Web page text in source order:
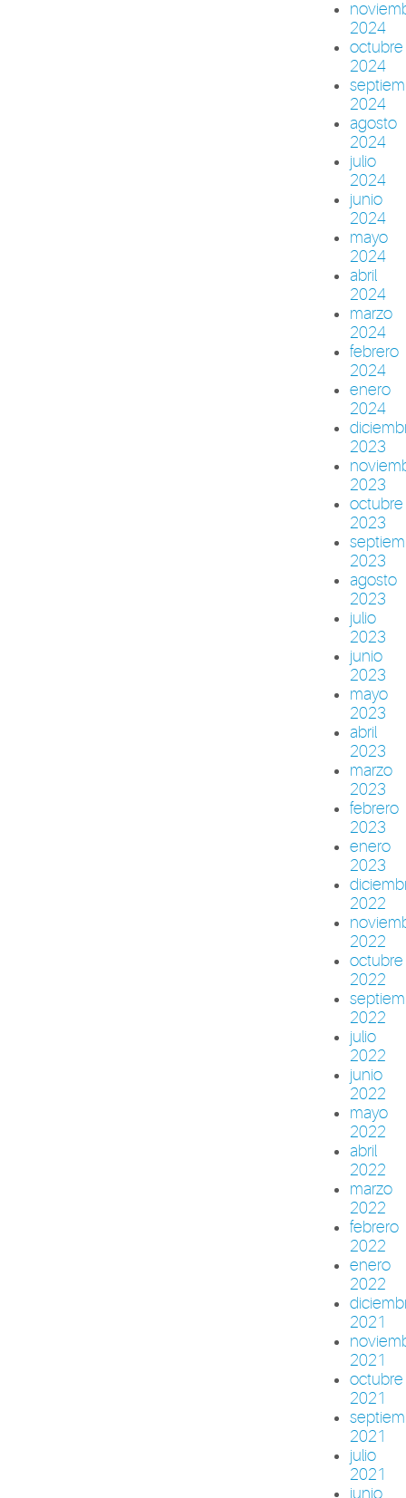
2024
octubre
2024
2024
agosto
2024
julio
2024
junio
2024
mayo
2024
abril
2024
marzo
2024
febrero
2024
enero
2024
2023
2023
octubre
2023
2023
agosto
2023
julio
2023
junio
2023
mayo
2023
abril
2023
marzo
2023
febrero
2023
enero
2023
2022
2022
octubre
2022
2022
julio
2022
junio
2022
mayo
2022
abril
2022
marzo
2022
febrero
2022
enero
2022
2021
2021
octubre
2021
2021
julio
2021
junio